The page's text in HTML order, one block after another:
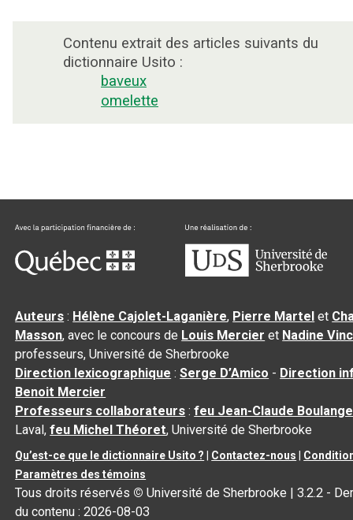
Contenu extrait des articles suivants du
dictionnaire Usito :
baveux
omelette
Auteurs : Hélène Cajolet-Laganière, Pierre Martel et
Masson, avec le concours de Louis Mercier et Nadine
professeurs, Université de Sherbrooke
Direction lexicographique :Serge D’Amico - Direction
Benoit Mercier
Professeurs collaborateurs :feu Jean-Claude
Laval,feu Michel Théoret, Université de Sherbrooke
Qu’est-ce que le dictionnaire Usito ? Contactez-nous
Paramètres des témoins
Tous droits réservés © Université de Sherbrooke |3.2.2 -
du contenu :2026-08-03